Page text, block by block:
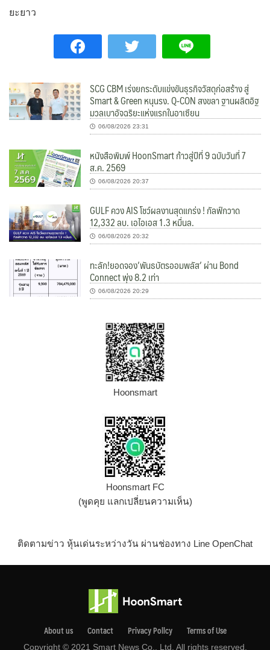
ยะยาว
SCG CBM เร่งยกระดับแข่งขันธุรกิจวัสดุก่อสร้าง สู่
Smart & Green หนุนรง. Q-CON สงขลา ฐานผลิตอิฐ
มวลเบาอัจฉริยะแห่งแรกในอาเซียน
06/08/2026 23:31
หนังสือพิมพ์ HoonSmart ก้าวสู่ปีที่ 9 ฉบับวันที่ 7
ส.ค. 2569
06/08/2026 20:37
GULF ควง AIS โชว์ผลงานสุดแกร่ง ! กัลฟ์กวาด
12,332 ลบ. เอไอเอส 1.3 หมื่นล.
06/08/2026 20:32
ทะลัก!ยอดจอง’พันธบัตรออมพลัส’ ผ่าน Bond
Connect พุ่ง 8.2 เท่า
06/08/2026 20:29
Hoonsmart
Hoonsmart FC
(พูดคุย แลกเปลี่ยนความเห็น)
ติดตามข่าว หุ้นเด่นระหว่างวัน ผ่านช่องทาง Line OpenChat
About us Contact Privacy Pollcy Terms of Use
Copyright © 2021 Smart News Co., Ltd. All rights reserved.